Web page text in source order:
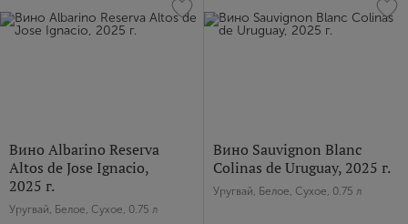
Вино Albarino Reserva
Altos de Jose Ignacio,
2025 г.
Уругвай, Белое, Сухое, 0.75 л
Вино Sauvignon Blanc
Colinas de Uruguay, 2025 г.
Уругвай, Белое, Сухое, 0.75 л